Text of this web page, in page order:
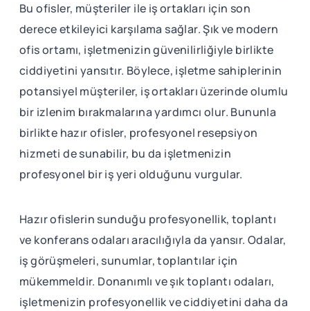
Bu ofisler, müşteriler ile iş ortakları için son
derece etkileyici karşılama sağlar. Şık ve modern
ofis ortamı, işletmenizin güvenilirliğiyle birlikte
ciddiyetini yansıtır. Böylece, işletme sahiplerinin
potansiyel müşteriler, iş ortakları üzerinde olumlu
bir izlenim bırakmalarına yardımcı olur. Bununla
birlikte hazır ofisler, profesyonel resepsiyon
hizmeti de sunabilir, bu da işletmenizin
profesyonel bir iş yeri olduğunu vurgular.
Hazır ofislerin sunduğu profesyonellik, toplantı
ve konferans odaları aracılığıyla da yansır. Odalar,
iş görüşmeleri, sunumlar, toplantılar için
mükemmeldir. Donanımlı ve şık toplantı odaları,
işletmenizin profesyonellik ve ciddiyetini daha da